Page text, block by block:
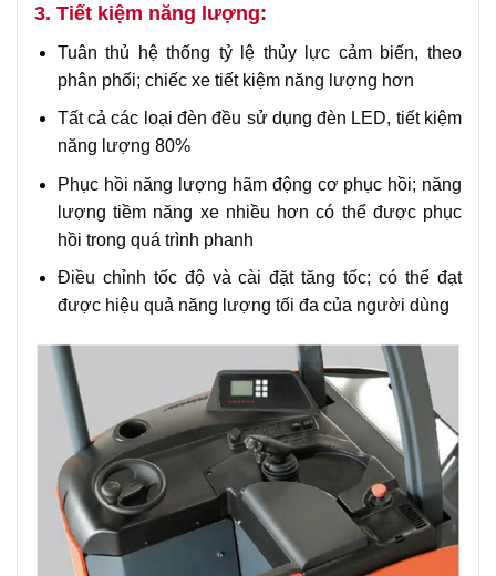
3. Tiết kiệm năng lượng:
Tuân thủ hệ thống tỷ lệ thủy lực cảm biến, theo
phân phối; chiếc xe tiết kiệm năng lượng hơn
Tất cả các loại đèn đều sử dụng đèn LED, tiết kiệm
năng lượng 80%
Phục hồi năng lượng hãm động cơ phục hồi; năng
lượng tiềm năng xe nhiều hơn có thể được phục
hồi trong quá trình phanh
Điều chỉnh tốc độ và cài đặt tăng tốc; có thể đạt
được hiệu quả năng lượng tối đa của người dùng